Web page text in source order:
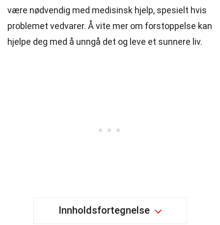
være nødvendig med medisinsk hjelp, spesielt hvis
problemet vedvarer. Å vite mer om forstoppelse kan
hjelpe deg med å unngå det og leve et sunnere liv.
Innholdsfortegnelse